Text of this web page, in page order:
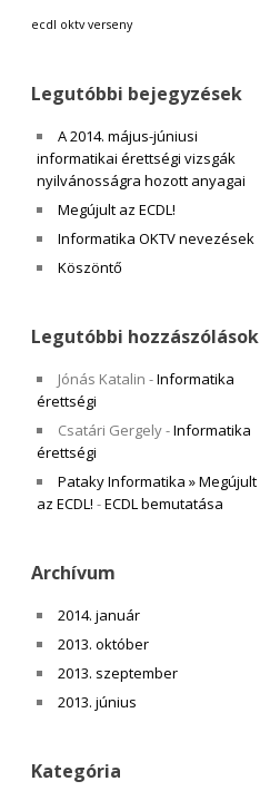
ecdl oktv verseny
Legutóbbi bejegyzések
A 2014. május-júniusi
informatikai érettségi vizsgák
nyilvánosságra hozott anyagai
Megújult az ECDL!
Informatika OKTV nevezések
Köszöntő
Legutóbbi hozzászólások
Jónás Katalin -Informatika
érettségi
Csatári Gergely-Informatika
érettségi
Pataky Informatika » Megújult
az ECDL! -ECDL bemutatása
Archívum
2014. január
2013. október
2013. szeptember
2013. június
Kategória